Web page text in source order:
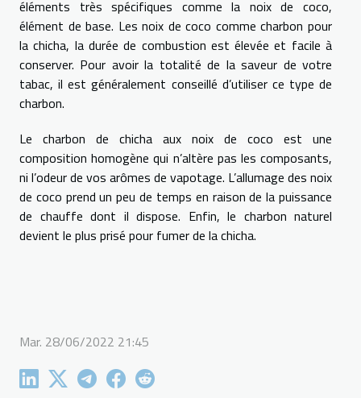
éléments très spécifiques comme la noix de coco,
élément de base. Les noix de coco comme charbon pour
la chicha, la durée de combustion est élevée et facile à
conserver. Pour avoir la totalité de la saveur de votre
tabac, il est généralement conseillé d’utiliser ce type de
charbon.
Le charbon de chicha aux noix de coco est une
composition homogène qui n’altère pas les composants,
ni l’odeur de vos arômes de vapotage. L’allumage des noix
de coco prend un peu de temps en raison de la puissance
de chauffe dont il dispose. Enfin, le charbon naturel
devient le plus prisé pour fumer de la chicha.
Mar. 28/06/2022 21:45